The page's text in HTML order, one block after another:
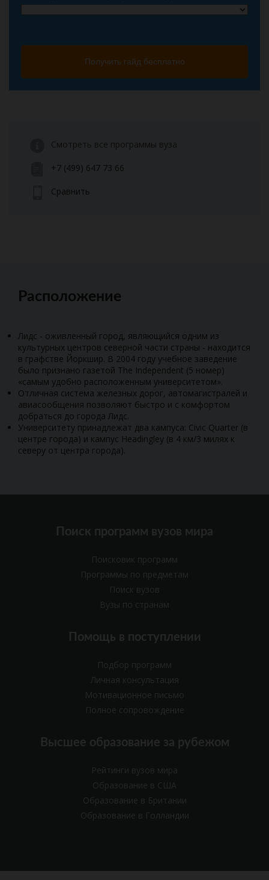
Получить гайд бесплатно
Смотреть все программы вуза
+7 (499) 647 73 66
Сравнить
Расположение
Лидс - оживленный город, являющийся одним из
культурных центров северной части страны - находится
в графстве Йоркшир. В 2004 году учебное заведение
было признано газетой The Independent (5 номер)
«самым удобно расположенным университетом».
Отличная система железных дорог, автомагистралей и
авиасообщения позволяют быстро и с комфортом
добраться до города Лидс.
Университету принадлежат два кампуса: Civic Quarter (в
центре города) и кампус Headingley (в 4 км/3 милях к
северу от центра города).
Поиск программ вузов мира
Поисковик программ
Программы по предметам
Поиск вузов
Вузы по странам
Помощь в поступлении
Подбор программ
Личная консультация
Мотивационное письмо
Полное сопровождение
Высшее образование за рубежом
Рейтинги вузов мира
Образование в США
Образование в Британии
Образование в Голландии